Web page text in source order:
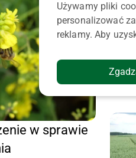
w sprawie
Los
Używamy pliki
personalizować
reklamy. Aby